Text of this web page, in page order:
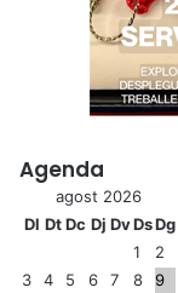
Agenda
agost 2026
Dl DtDc Dj DvDsDg
1
2
3
4 5 6 7 8
9